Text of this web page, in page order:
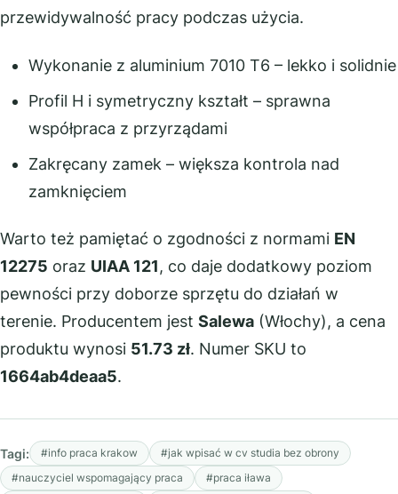
przewidywalność pracy podczas użycia.
Wykonanie z aluminium 7010 T6 – lekko i solidnie
Profil H i symetryczny kształt – sprawna
współpraca z przyrządami
Zakręcany zamek – większa kontrola nad
zamknięciem
Warto też pamiętać o zgodności z normami EN
12275 oraz UIAA 121, co daje dodatkowy poziom
pewności przy doborze sprzętu do działań w
terenie. Producentem jest Salewa (Włochy), a cena
produktu wynosi 51.73 zł. Numer SKU to
1664ab4deaa5.
Tagi: #info praca krakow
#jak wpisać w cv studia bez obrony
#nauczyciel wspomagający praca
#praca iława